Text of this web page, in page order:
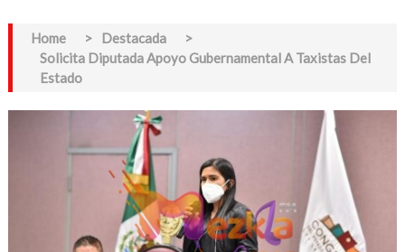
Home > Destacada
>
Solicita Diputada Apoyo Gubernamental A Taxistas Del
Estado